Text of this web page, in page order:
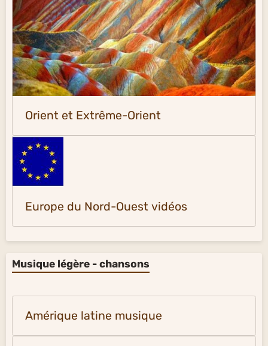
Orient et Extrême-Orient
Europe du Nord-Ouest vidéos
Musique légère - chansons
Amérique latine musique